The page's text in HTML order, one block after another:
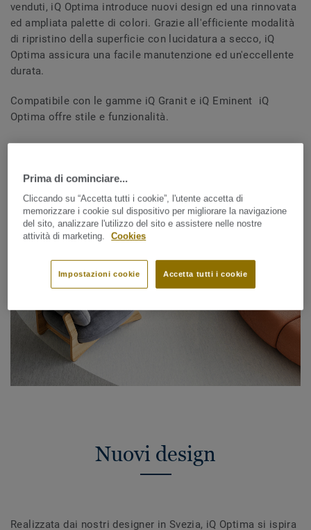
venduti, iQ Optima introduce nuovi design ed una rinnovata
ed ampliata palette di colori. Grazie all'efficiente modalità
di ripristino della superficie con lucidatura a secco, iQ
Optima assicura una facile manutenzione ed un'eccellente
durata.
Compatibile con le gamme iQ Granit e iQ Eminent iQ
Optima offre stile e funzionalità.
Nuovi design
Realizzata dai nostri designer in Svezia, iQ Optima si ispira
Prima di cominciare...
Cliccando su “Accetta tutti i cookie”, l'utente accetta di
memorizzare i cookie sul dispositivo per migliorare la navigazione
del sito, analizzare l'utilizzo del sito e assistere nelle nostre
attività di marketing.
Cookies
Accetta tutti i cookie
Impostazioni cookie